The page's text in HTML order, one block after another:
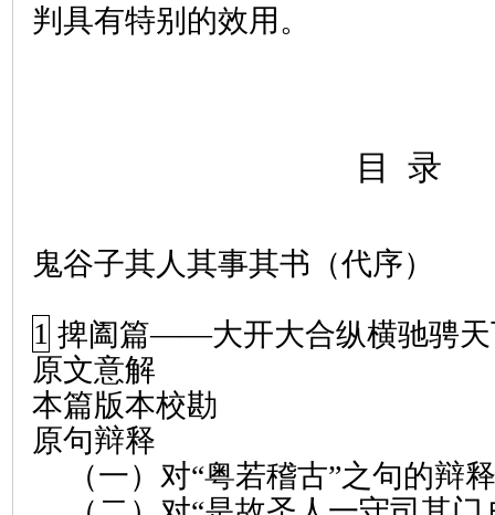
判具有特别的效用。
目 录
鬼谷子其人其事其书（代序）
1 捭阖篇——大开大合纵横驰骋
原文意解
本篇版本校勘
原句辩释
（一）对“粤若稽古”之句的辩释